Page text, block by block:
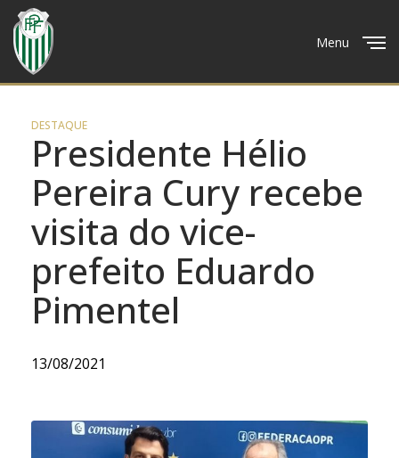
Menu
DESTAQUE
Presidente Hélio
Pereira Cury recebe
visita do vice-
prefeito Eduardo
Pimentel
13/08/2021